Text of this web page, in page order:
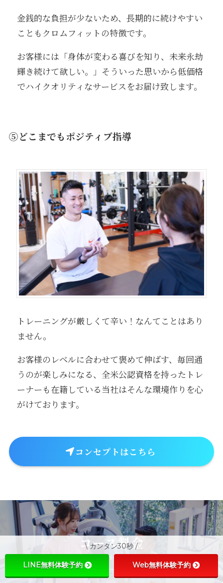
金銭的な負担が少ないため、長期的に続けやすい
こともクロムフィットの特徴です。
お客様には「身体が変わる喜びを知り、未来永劫
輝き続けて欲しい。」そういった思いから低価格
でハイクオリティなサービスをお届け致します。
⑤どこまでもポジティブ指導
トレーニングが厳しくて辛い！なんてことはあり
ません。
お客様のレベルに合わせて褒めて伸ばす、毎回通
うのが楽しみになる、全米公認資格を持ったトレ
ーナーも在籍している当社はそんな環境作りを心
がけております。
コンセプトはこちら
コース料金
Price
\ カンタン30秒 /
LINE無料体験予約 Web無料体験予約